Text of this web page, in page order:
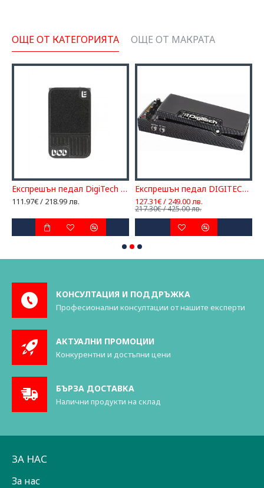
ОЩЕ ОТ КАТЕГОРИЯТА ОЩЕ ОТ МАКРАТА
Експрешън педал DigiTech DOD Mini Expression
111.97€ / 218.99 лв.
Експрешън педал DIGITECH EX7-EU
127.31€ / 249.00 лв.
217.30€ / 425.00 лв.
КОНСУЛТАЦИЯ И ПОДДРЪЖКА
Професионални консултации от нашите експерти
АКТУАЛНИ ПРОМОЦИИ
Конкурентни и достъпни цени
БЪРЗА ДОСТАВКА
Налични продукти на склад
ЗА НАС
За нас